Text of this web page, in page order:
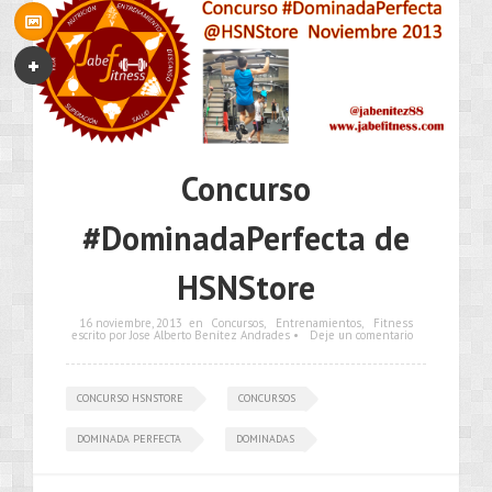
Concurso
#DominadaPerfecta de
HSNStore
16 noviembre, 2013 en Concursos Entrenamientos Fitness
escrito por Jose Alberto Benítez Andrades • Deje un comentario
CONCURSO HSNSTORE CONCURSOS
DOMINADA PERFECTA DOMINADAS